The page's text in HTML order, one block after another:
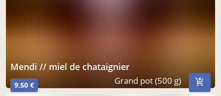
mendi // miel de chataignier
9,50 € Grand pot (500 g)